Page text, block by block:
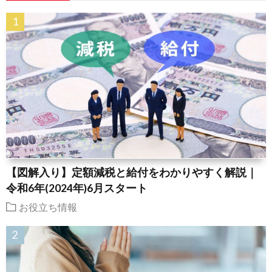
【図解入り】定額減税と給付をわかりやすく解説｜
令和6年(2024年)6月スタート
お役立ち情報